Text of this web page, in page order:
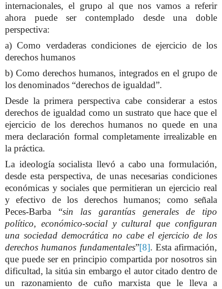
internacionales, el grupo al que nos vamos a referir
ahora puede ser contemplado desde una doble
perspectiva:
a) Como verdaderas condiciones de ejercicio de los
derechos humanos
b) Como derechos humanos, integrados en el grupo de
los denominados “derechos de igualdad”.
Desde la primera perspectiva cabe considerar a estos
derechos de igualdad como un sustrato que hace que el
ejercicio de los derechos humanos no quede en una
mera declaración formal completamente irrealizable en
la práctica.
La ideología socialista llevó a cabo una formulación,
desde esta perspectiva, de unas necesarias condiciones
económicas y sociales que permitieran un ejercicio real
y efectivo de los derechos humanos; como señala
Peces-Barba “sin las garantías generales de tipo
político, económico-social y cultural que configuran
una sociedad democrática no cabe el ejercicio de los
derechos humanos fundamentales”[8]. Esta afirmación,
que puede ser en principio compartida por nosotros sin
dificultad, la sitúa sin embargo el autor citado dentro de
un razonamiento de cuño marxista que le lleva a